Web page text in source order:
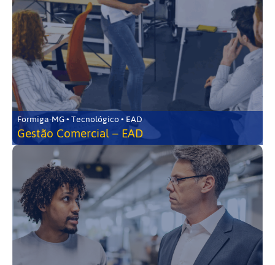
Formiga-MG • Tecnológico • EAD
Gestão Comercial – EAD